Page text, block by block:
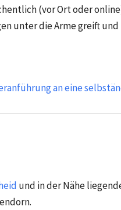
(vor Ort oder
unter die Arme greift
an eine
und in der Nähe